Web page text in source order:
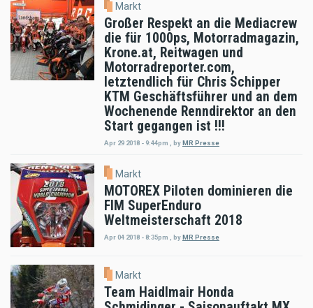
Markt
Großer Respekt an die Mediacrew
die für 1000ps, Motorradmagazin,
Krone.at, Reitwagen und
Motorradreporter.com,
letztendlich für Chris Schipper
KTM Geschäftsführer und an dem
Wochenende Renndirektor an den
Start gegangen ist !!!
Apr 29 2018 - 9:44pm , by MR Presse
Markt
MOTOREX Piloten dominieren die
FIM SuperEnduro
Weltmeisterschaft 2018
Apr 04 2018 - 8:35pm byMR Presse
Markt
Team Haidlmair Honda